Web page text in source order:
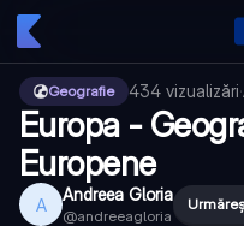
Geografie 434 vizualizări·
Europa -
Europene
A Andreea Gloria
@andreeagloria